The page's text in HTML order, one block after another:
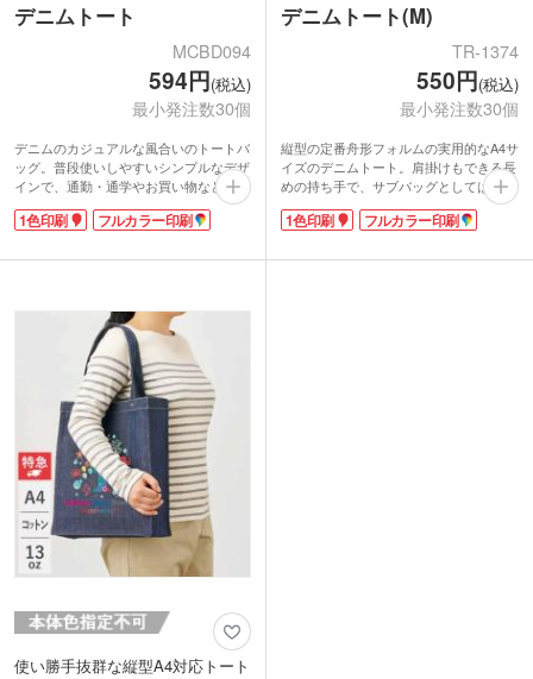
デニムトート
MCBD094
594円(税込)
最小発注数30個
デニムのカジュアルな風合いのトートバ
ッグ。普段使いしやすいシンプルなデザ
インで、通勤・通学やお買い物など幅広
く活躍します。マチ付きで収納力があ
り、荷物をたっぷり入れられるのもポイ
使用しており、長めの持ち手で肩掛けも
1色かフルカラーでロゴを広範囲に印刷
したオリジナルバッグを作れます。ショ
ップの周年記念品や学校関連のノベルテ
ィとしてもおすすめの商品です。
1色印刷 フルカラー印刷
デニムトート(M)
TR-1374
550円(税込)
最小発注数30個
縦型の定番舟形フォルムの実用的なA4サ
イズのデニムトート。肩掛けもできる長
めの持ち手で、サブバッグとしてはもち
ろん、メインバッグとしても活躍しま
す。しっかりとしたデニム生地は、カジ
能アイテムです。
1色印刷 フルカラー印刷
使い勝手抜群な縦型A4対応トート